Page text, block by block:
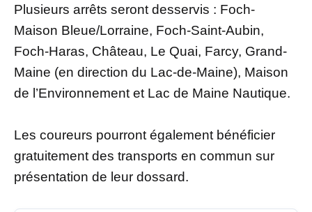
Plusieurs arrêts seront desservis : Foch-
Maison Bleue/Lorraine, Foch-Saint-Aubin,
Foch-Haras, Château, Le Quai, Farcy, Grand-
Maine (en direction du Lac-de-Maine), Maison
de l’Environnement et Lac de Maine Nautique.
Les coureurs pourront également bénéficier
gratuitement des transports en commun sur
présentation de leur dossard.